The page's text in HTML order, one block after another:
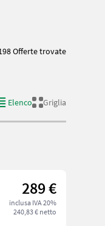
Offerte trovate
Elenco
Griglia
289 €
inclusa IVA 20%
240,83 € netto